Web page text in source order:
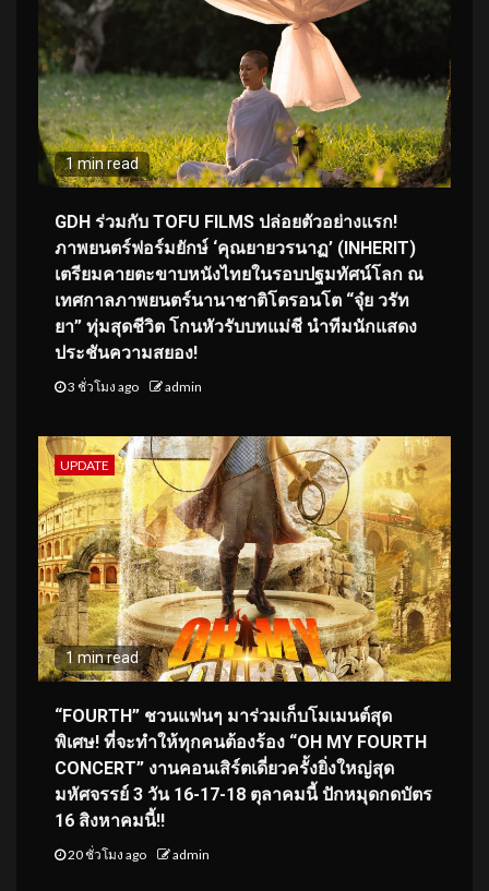
1 min read
GDH ร่วมกับ TOFU FILMS ปล่อยตัวอย่างแรก!
ภาพยนตร์ฟอร์มยักษ์ ‘คุณยายวรนาฏ’ (INHERIT)
เตรียมคายตะขาบหนังไทยในรอบปฐมทัศน์โลก ณ
เทศกาลภาพยนตร์นานาชาติโตรอนโต “จุ๋ย วรัท
ยา” ทุ่มสุดชีวิต โกนหัวรับบทแม่ชี นำทีมนักแสดง
ประชันความสยอง!
3 ชั่วโมง ago admin
UPDATE
1 min read
“FOURTH” ชวนแฟนๆ มาร่วมเก็บโมเมนต์สุด
พิเศษ! ที่จะทำให้ทุกคนต้องร้อง “OH MY FOURTH
CONCERT” งานคอนเสิร์ตเดี่ยวครั้งยิ่งใหญ่สุด
มหัศจรรย์ 3 วัน 16-17-18 ตุลาคมนี้ ปักหมุดกดบัตร
16 สิงหาคมนี้!!
20 ชั่วโมง ago admin